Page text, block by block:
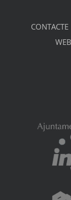
CONTACTE
WEB